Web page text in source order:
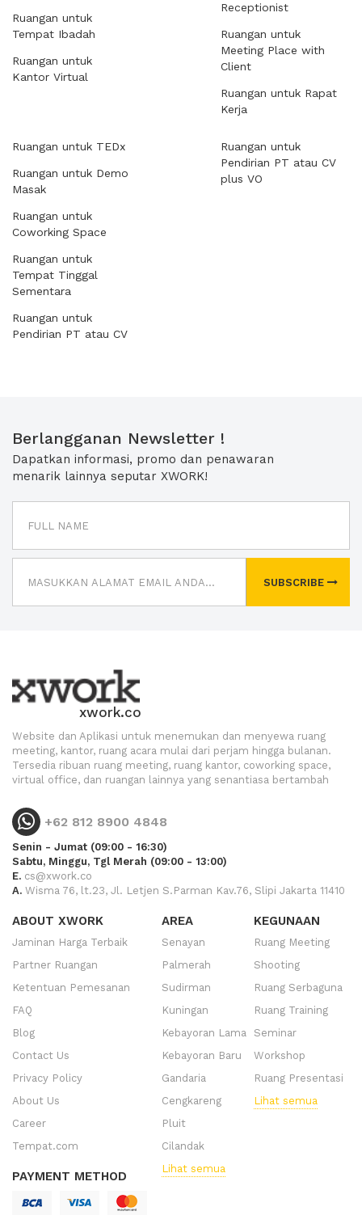
Ruangan untuk
Tempat Ibadah
Ruangan untuk
Kantor Virtual
Receptionist
Ruangan untuk
Meeting Place with
Client
Ruangan untuk Rapat
Kerja
Ruangan untuk TEDx
Ruangan untuk Demo
Masak
Ruangan untuk
Coworking Space
Ruangan untuk
Tempat Tinggal
Sementara
Ruangan untuk
Pendirian PT atau CV
Ruangan untuk
Pendirian PT atau CV
plus VO
Berlangganan Newsletter !
Dapatkan informasi, promo dan penawaran
menarik lainnya seputar XWORK!
SUBSCRIBE
xwork.co
Website dan Aplikasi untuk menemukan dan menyewa ruang
meeting, kantor, ruang acara mulai dari perjam hingga bulanan.
Tersedia ribuan ruang meeting, ruang kantor, coworking space,
virtual office, dan ruangan lainnya yang senantiasa bertambah
+62 812 8900 4848
Senin - Jumat (09:00 - 16:30)
Sabtu, Minggu, Tgl Merah (09:00 - 13:00)
E. cs@xwork.co
A. Wisma 76, lt.23, Jl. Letjen S.Parman Kav.76, Slipi Jakarta 11410
ABOUT XWORK
Jaminan Harga Terbaik
Partner Ruangan
Ketentuan Pemesanan
FAQ
Blog
Contact Us
Privacy Policy
About Us
Career
Tempat.com
PAYMENT METHOD
AREA
Senayan
Palmerah
Sudirman
Kuningan
Kebayoran Lama
Kebayoran Baru
Gandaria
Cengkareng
Pluit
Cilandak
Lihat semua
KEGUNAAN
Ruang Meeting
Shooting
Ruang Serbaguna
Ruang Training
Seminar
Workshop
Ruang Presentasi
Lihat semua